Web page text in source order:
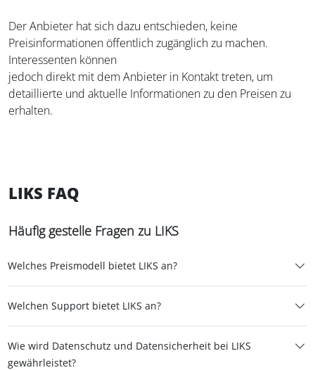
Der Anbieter hat sich dazu entschieden, keine
Preisinformationen öffentlich zugänglich zu machen.
Interessenten können
jedoch direkt mit dem Anbieter in Kontakt treten, um
detaillierte und aktuelle Informationen zu den Preisen zu
erhalten.
LIKS FAQ
Häufig gestelle Fragen zu LIKS
Welches Preismodell bietet LIKS an?
Welchen Support bietet LIKS an?
Wie wird Datenschutz und Datensicherheit bei LIKS
gewährleistet?